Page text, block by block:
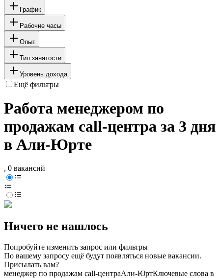
График
Рабочие часы
Опыт
Тип занятости
Уровень дохода
Ещё фильтры
Работа менеджером по
продажам call-центра за 3 дня
в Али-Юрте
, 0 вакансий
Ничего не нашлось
Попробуйте изменить запрос или фильтры
По вашему запросу ещё будут появляться новые вакансии.
Присылать вам?
менеджер по продажам call-центраАли-ЮртКлючевые слова в